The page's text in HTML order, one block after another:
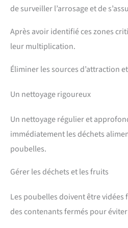
de surveiller l’arrosage et de
Après avoir identifié ces zones
leur multiplication.
Éliminer les sources d’attraction
Un nettoyage rigoureux
Un nettoyage régulier et
immédiatement les déchets
poubelles.
Gérer les déchets et les fruits
Les poubelles doivent être
des contenants fermés pour